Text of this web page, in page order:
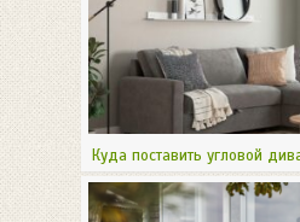
Куда поставить угловой